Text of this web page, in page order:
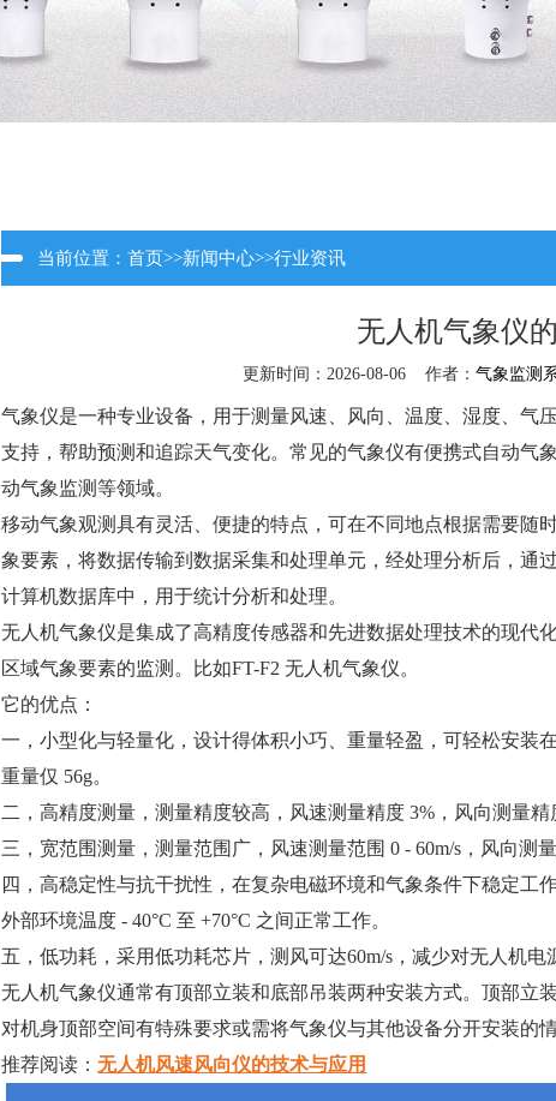
当前位置：首页>>新闻中心>>行业资讯
无人机气象仪
更新时间：2026-08-06 作者： 气象监测
气象仪是一种专业设备，用于测量风速、风向、温度、湿度、气
支持，帮助预测和追踪天气变化。常见的气象仪有便携式自动气
动气象监测等领域。
移动气象观测具有灵活、便捷的特点，可在不同地点根据需要随
象要素，将数据传输到数据采集和处理单元，经处理分析后，通
计算机数据库中，用于统计分析和处理。
无人机气象仪是集成了高精度传感器和先进数据处理技术的现代
区域气象要素的监测。比如FT-F2 无人机气象仪。
它的优点：
一，小型化与轻量化，设计得体积小巧、重量轻盈，可轻松安装
重量仅 56g。
二，高精度测量，测量精度较高，风速测量精度 3%，风向测量精
三，宽范围测量，测量范围广，风速测量范围 0 - 60m/s，风向测量
四，高稳定性与抗干扰性，在复杂电磁环境和气象条件下稳定工
外部环境温度 - 40°C 至 +70°C 之间正常工作。
五，低功耗，采用低功耗芯片，测风可达60m/s，减少对无人机电
无人机气象仪通常有顶部立装和底部吊装两种安装方式。顶部立
对机身顶部空间有特殊要求或需将气象仪与其他设备分开安装的情
推荐阅读：无人机风速风向仪的技术与应用